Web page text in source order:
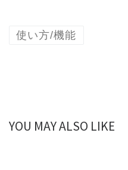
使い方/機能
YOU MAY ALSO LIKE